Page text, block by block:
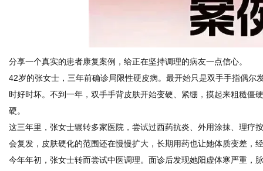
分享一个真实的患者康复案例，给正在坚持调理的病友一点信心。
42岁的张女士，三年前确诊局限性硬皮病。最开始只是双手手指偶
时好时坏。不到一年，双手手背皮肤开始变硬、紧绷，摸起来粗糙僵
硬。
这三年里，张女士辗转多家医院，尝试过西药抗炎、外用涂抹、理疗
会复发，皮肤硬化的范围还在慢慢扩大，长期用药也让她体质变差，
今年年初，张女士转而尝试中医调理。面诊后发现她阳虚体寒严重，